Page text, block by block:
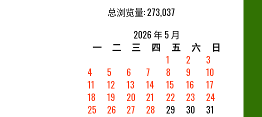
总浏览量:273,037
2026 年 5 月
一
二 三 四 五 六
日
1
2
3
4
5 6 7 8 9
10
11
12 13 14 15 16
17
18
19 20 21 22 23
24
25
26 27 28 29 30
31